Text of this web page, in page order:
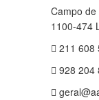
Campo de
1100-474
211 608
928 204